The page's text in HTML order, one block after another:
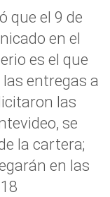
que el 9 de
en el
es el que
entregas a
las
se
la cartera;
en las